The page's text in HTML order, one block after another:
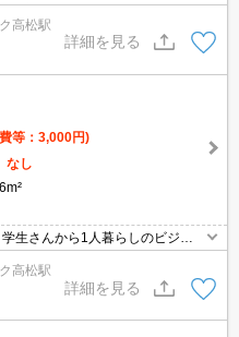
方におすすめな敷金不要のマン
スメな1Rで非常に住み心地がよ
ンです。2駅利用できる立地と
高松駅
詳細を見る
等：3,000円)
なし
生さんから1人暮らしのビジネ
敷金も不要ですので、住み替え
るので電車の利用に役立つマン
高松駅
詳細を見る